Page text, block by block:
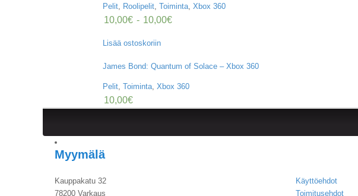
Pelit, Roolipelit, Toiminta, Xbox 360
10,00€ - 10,00€
Lisää ostoskoriin
James Bond: Quantum of Solace – Xbox 360
Pelit, Toiminta, Xbox 360
10,00€
Myymälä
Kauppakatu 32
78200 Varkaus
Käyttöehdot
Toimitusehdot